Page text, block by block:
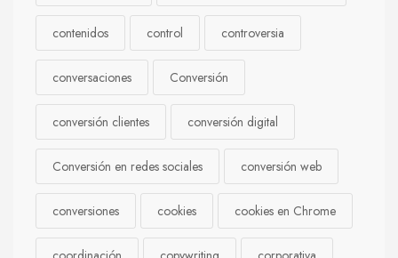
contenidos control controversia
conversaciones Conversión
conversión clientes conversión digital
Conversión en redes sociales conversión web
conversiones cookies cookies en Chrome